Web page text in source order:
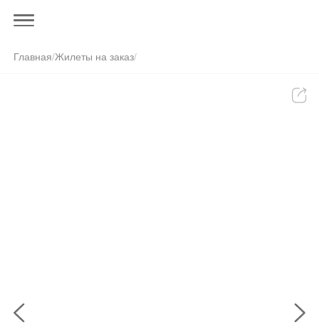
Главная/Жилеты на заказ/